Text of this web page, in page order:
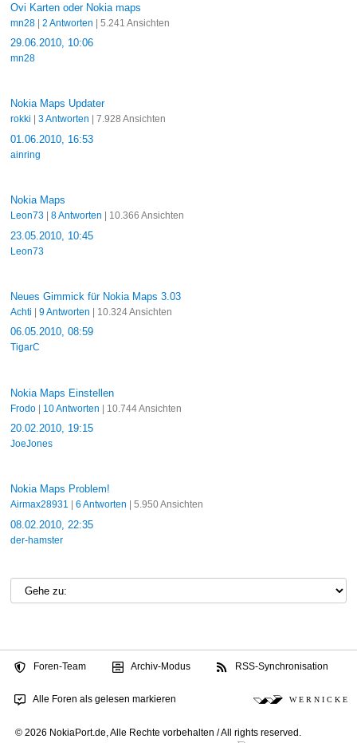
Ovi Karten oder Nokia maps
mn28| 2 Antworten | 5.241 Ansichten
29.06.2010, 10:06
mn28
Nokia Maps Updater
rokki 3 Antworten | 7.928 Ansichten
01.06.2010, 16:53
ainring
Nokia Maps
Leon73| 8 Antworten | 10.366 Ansichten
23.05.2010, 10:45
Leon73
Neues Gimmick für Nokia Maps 3.03
Achti 9 Antworten | 10.324 Ansichten
06.05.2010, 08:59
TigarC
Nokia Maps Einstellen
Frodo| 10 Antworten | 10.744 Ansichten
20.02.2010, 19:15
JoeJones
Nokia Maps Problem!
Airmax28931 6 Antworten | 5.950 Ansichten
08.02.2010, 22:35
der-hamster
Foren-Team Archiv-Modus RSS-Synchronisation
Alle Foren als gelesen markieren W E R N I C K E
© 2026 NokiaPort.de,Alle Rechte vorbehalten /All rights reserved.